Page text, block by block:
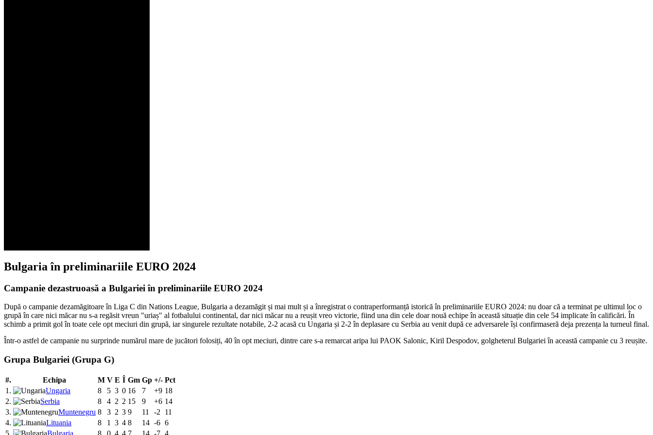
Bulgaria în preliminariile EURO 2024
Campanie dezastruoasă a Bulgariei în preliminariile EURO 2024
După o campanie dezamăgitoare în Liga C din Nations League, Bulgaria a dezamăgit și mai mult și a înregistrat o contraperformanță istorică în preliminariile EURO 2024: nu doar că a terminat pe ultimul loc o
grupă în care nici măcar nu s-a regăsit vreun "uriaș" al fotbalului continental, dar nici măcar nu a reușit vreo victorie, fiind una din cele doar nouă echipe în această situație din cele 54 implicate în calificări. În
schimb a primit gol în toate cele opt meciuri din grupă, iar singurele rezultate notabile, 2-2 acasă cu Ungaria și 2-2 în deplasare cu Serbia au venit după ce adversarele își confirmaseră deja prezența la turneul final.
Într-o astfel de campanie nu surprinde numărul mare de jucători folosiți, 40 în opt meciuri, dintre care s-a remarcat aripa lui PAOK Salonic, Kiril Despodov, golgheterul Bulgariei în această campanie cu 3 reușite.
Grupa Bulgariei (Grupa G)
#. Echipa M V E Î Gm Gp +/- Pct
1.
Ungaria 8 5 3 0 16 7 +9 18
2.
Serbia 8 4 2 2 15 9 +6 14
3.
Muntenegru 8 3 2 3 9 11 -2
11
4.
Lituania 8 1 3 4 8 14 -6 6
5.
Bulgaria 8 0 4 4 7 14 -7 4